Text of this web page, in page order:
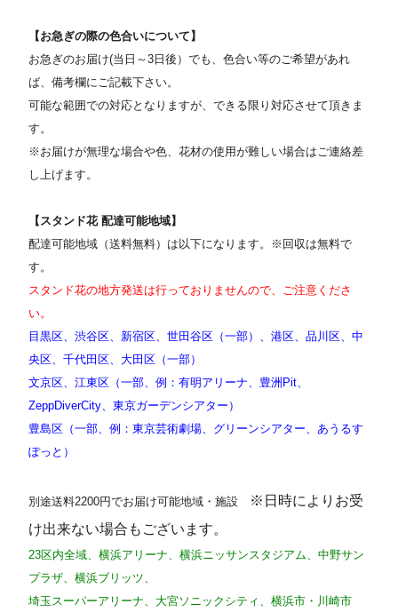
【お急ぎの際の色合いについて】
お急ぎのお届け(当日～3日後）でも、色合い等のご希望があれ
ば、備考欄にご記載下さい。
可能な範囲での対応となりますが、できる限り対応させて頂きま
す。
※お届けが無理な場合や色、花材の使用が難しい場合はご連絡差
し上げます。
【スタンド花 配達可能地域】
配達可能地域（送料無料）は以下になります。※回収は無料で
す。
スタンド花の地方発送は行っておりませんので、ご注意くださ
い。
目黒区、渋谷区、新宿区、世田谷区（一部）、港区、品川区、中
央区、千代田区、大田区（一部）
文京区、江東区（一部、例：有明アリーナ、豊洲Pit、
ZeppDiverCity、東京ガーデンシアター）
豊島区（一部、例：東京芸術劇場、グリーンシアター、あうるす
ぽっと）
別途送料2200円でお届け可能地域・施設
※日時によりお受
け出来ない場合もございます。
23区内全域、横浜アリーナ、横浜ニッサンスタジアム、中野サン
プラザ、横浜ブリッツ、
埼玉スーパーアリーナ、大宮ソニックシティ、横浜市・川崎市